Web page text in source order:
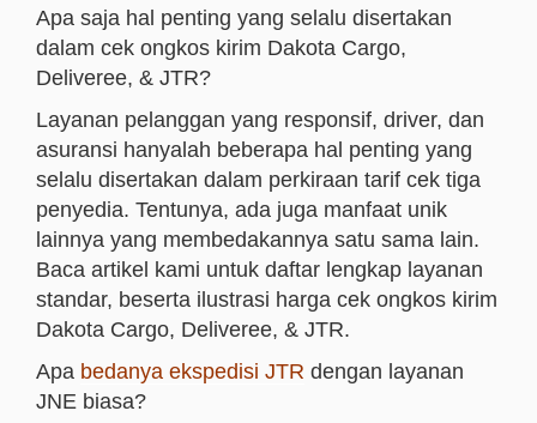
Apa saja hal penting yang selalu disertakan
dalam cek ongkos kirim Dakota Cargo,
Deliveree, & JTR?
Layanan pelanggan yang responsif, driver, dan
asuransi hanyalah beberapa hal penting yang
selalu disertakan dalam perkiraan tarif cek tiga
penyedia. Tentunya, ada juga manfaat unik
lainnya yang membedakannya satu sama lain.
Baca artikel kami untuk daftar lengkap layanan
standar, beserta ilustrasi harga cek ongkos kirim
Dakota Cargo, Deliveree, & JTR.
Apa bedanya ekspedisi JTR dengan layanan
JNE biasa?